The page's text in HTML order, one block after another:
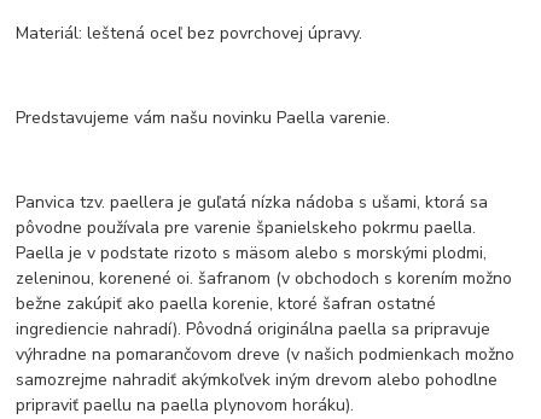
Materiál: leštená oceľ bez povrchovej úpravy.
Predstavujeme vám našu novinku Paella varenie.
Panvica tzv. paellera je guľatá nízka nádoba s ušami, ktorá sa
pôvodne používala pre varenie španielskeho pokrmu paella.
Paella je v podstate rizoto s mäsom alebo s morskými plodmi,
zeleninou, korenené oi. šafranom (v obchodoch s korením možno
bežne zakúpiť ako paella korenie, ktoré šafran ostatné
ingrediencie nahradí). Pôvodná originálna paella sa pripravuje
výhradne na pomarančovom dreve (v našich podmienkach možno
samozrejme nahradiť akýmkoľvek iným drevom alebo pohodlne
pripraviť paellu na paella plynovom horáku).